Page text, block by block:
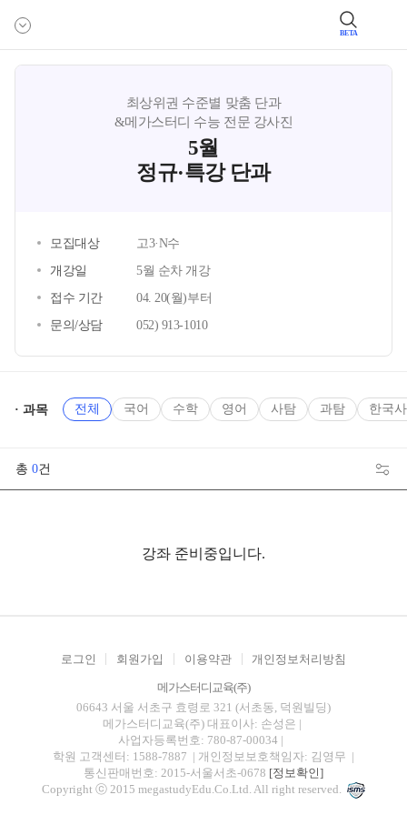
BETA
최상위권 수준별 맞춤 단과
&메가스터디 수능 전문 강사진
5월
정규·특강 단과
모집대상
고3·N수
개강일
5월 순차 개강
접수 기간
04. 20(월)부터
문의/상담
052) 913-1010
과목 전체 국어 수학 영어 사탐 과탐 한국사
총 0건
강좌 준비중입니다.
로그인 회원가입 이용약관 개인정보처리방침
메가스터디교육(주)
06643 서울 서초구 효령로 321 (서초동, 덕원빌딩)
메가스터디교육(주) 대표이사: 손성은 |
사업자등록번호: 780-87-00034 |
학원 고객센터: 1588-7887 | 개인정보보호책임자: 김영무 |
통신판매번호: 2015-서울서초-0678 [정보확인]
Copyright ⓒ 2015 megastudyEdu.Co.Ltd. All right reserved.